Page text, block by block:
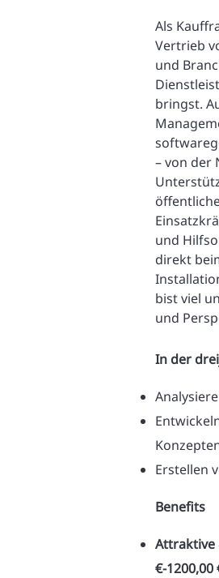
Als
Vertrieb
und
bringst.
– von der
und
direkt
bist viel
und
In der
Erstellen
Benefits
Attraktive
€-1200,00